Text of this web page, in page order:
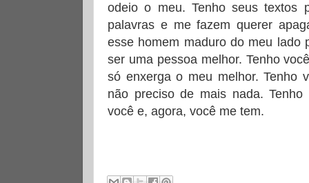
odeio o meu. Tenho seus textos
palavras e me fazem querer
esse homem maduro do meu lado
ser uma pessoa melhor. Tenho
só enxerga o meu melhor. Tenho
não preciso de mais nada.
você e, agora, você me tem.